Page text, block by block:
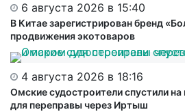
6 августа 2026 в 15:40
В Китае зарегистрирован бренд
продвижения экотоваров
4 августа 2026 в 18:16
Омские судостроители спустили
для переправы через Иртыш